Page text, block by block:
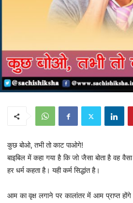
कुछ बोओ, तभी तो काट पाओगे!
बाइबिल में कहा गया है कि जो जैसा बोता है वह
हर धर्म कहता है। यही कर्म सिद्धांत है।
आम का वृक्ष लगाने पर कालांतर में आम प्राप्त